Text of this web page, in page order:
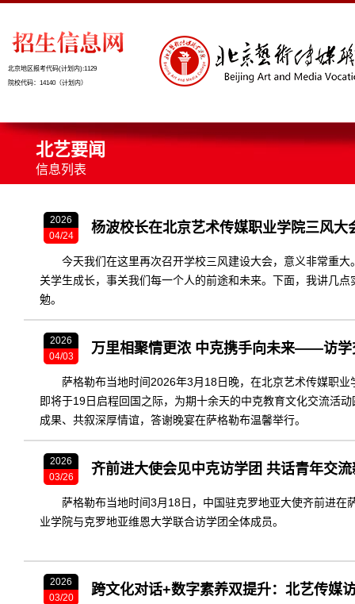
北京地区报考代码(计划内):1129
院校代码：14140（计划内）
北艺要闻
信息列表
杨波校长在北京艺术传媒职业学院三风大
2026
04/24
今天我们在这里再次召开学校三风建设大会，意义非常重
关学生成长，事关我们每一个人的前途和未来。下面，我讲几
勉。
万里相聚情更浓 中克携手向未来——访学
2026
04/03
萨格勒布当地时间2026年3月18日晚，在北京艺术传媒职
即将于19日启程回国之际，为期十余天的中克教育文化交流活
成果、共叙深厚情谊，答谢晚宴在萨格勒布温馨举行。
齐前进大使会见中克访学团 共话青年交
2026
03/26
萨格勒布当地时间3月18日，中国驻克罗地亚大使齐前进在
业学院与克罗地亚维恩大学联合访学团全体成员。
跨文化对话+数字素养双提升：北艺传媒
2026
03/20